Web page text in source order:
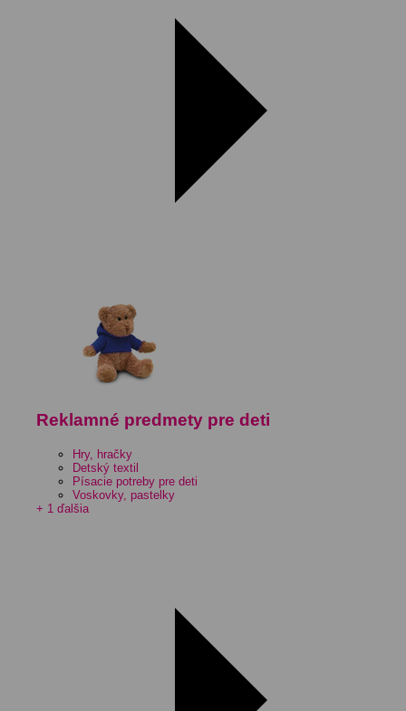
Reklamné predmety pre deti
Hry, hračky
Detský textil
Písacie potreby pre deti
Voskovky, pastelky
+ 1 ďalšia